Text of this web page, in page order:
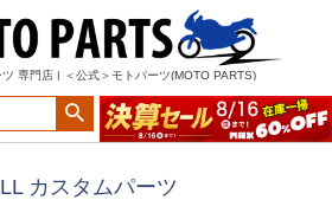
ツ 専門店 | ＜公式＞モトパーツ(MOTO PARTS)
カスタムパーツ